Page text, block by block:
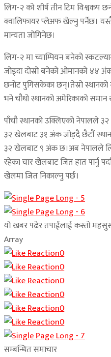
लिग-२ को शीर्ष तीन टिम विश्वकप
क्वालिफायर प्लेअफ खेल्नु पर्नेछ।
मान्यता जोगिनेछ।
लिग-२ मा च्याम्पियन बनेको
जोड्दा दोस्रो बनेको ओमानको ४४
छनोट पुगिसकेका छन्।तेस्रो
भने चौथो स्थानको अमेरिकाको
पाँचौ स्थानको उक्लिएको नेपालले
३२ खेलबाट ३१ अंक जोड्दै छैटौं
३२ खेलबाट ९ अंक छ।अब नेपालले
रहेका चार खेलबाट जित हात पार्नु
खेलमा जित निकाल्नु पर्छ।
यो खबर पढेर तपाईलाई कस्तो
Array
0
0
0
0
0
0
सम्बन्धित समाचार